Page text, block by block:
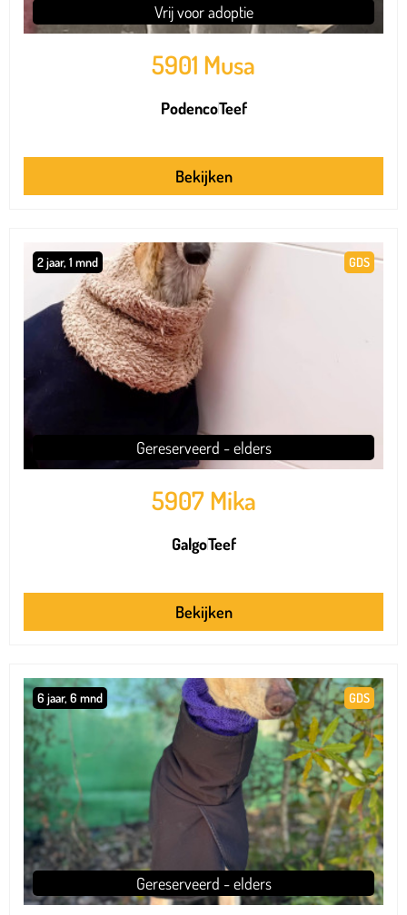
Vrij voor adoptie
5901 Musa
PodencoTeef
Bekijken
GDS
2 jaar, 1 mnd
Gereserveerd - elders
5907 Mika
GalgoTeef
Bekijken
GDS
6 jaar, 6 mnd
Gereserveerd - elders